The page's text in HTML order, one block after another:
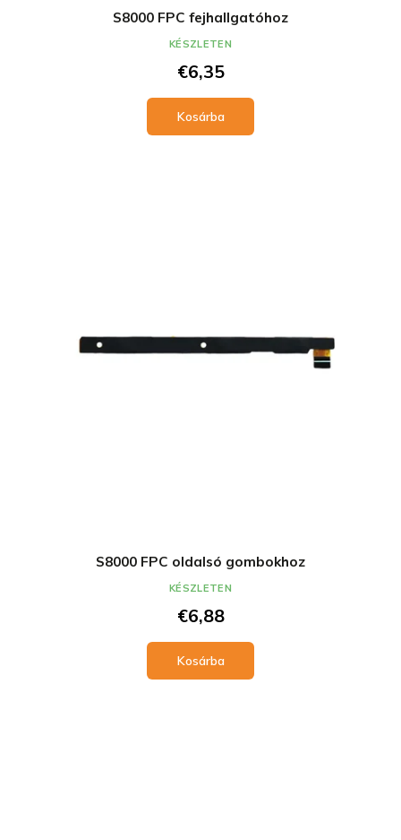
S8000 FPC fejhallgatóhoz
€6,35
Kosárba
KÉSZLETEN
S8000 FPC oldalsó gombokhoz
€6,88
Kosárba
KÉSZLETEN